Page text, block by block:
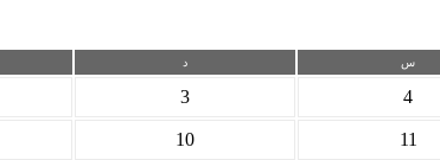
د س
3 4
10 11